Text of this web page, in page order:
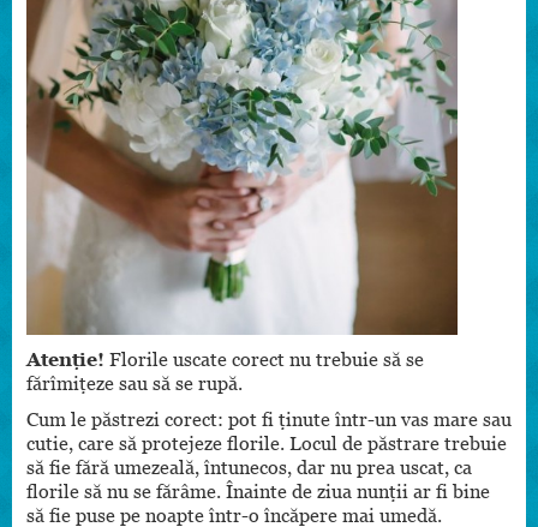
Atenție! Florile uscate corect nu trebuie să se
fărîmițeze sau să se rupă.
Cum le păstrezi corect: pot fi ținute într-un vas mare sau
cutie, care să protejeze florile. Locul de păstrare trebuie
să fie fără umezeală, întunecos, dar nu prea uscat, ca
florile să nu se fărâme. Înainte de ziua nunții ar fi bine
să fie puse pe noapte într-o încăpere mai umedă.